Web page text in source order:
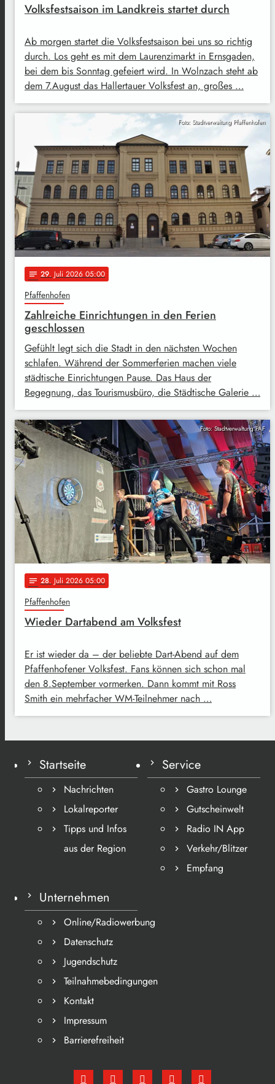
Volksfestsaison im Landkreis startet durch
Ab morgen startet die Volksfestsaison bei uns so richtig
durch. Los geht es mit dem Laurenzimarkt in Ernsgaden,
bei dem bis Sonntag gefeiert wird. In Wolnzach steht ab
dem 7.August das Hallertauer Volksfest an, großes …
Foto: Stadtverwaltung Pfaffenhofen
notes 29. Juli 2026 05:00
Pfaffenhofen
Zahlreiche Einrichtungen in den Ferien
geschlossen
Gefühlt legt sich die Stadt in den nächsten Wochen
schlafen. Während der Sommerferien machen viele
städtische Einrichtungen Pause. Das Haus der
Begegnung, das Tourismusbüro, die Städtische Galerie …
Foto: Stadtverwaltung PAF
notes 28. Juli 2026 05:00
Pfaffenhofen
Wieder Dartabend am Volksfest
Er ist wieder da – der beliebte Dart-Abend auf dem
Pfaffenhofener Volksfest. Fans können sich schon mal
den 8.September vormerken. Dann kommt mit Ross
Smith ein mehrfacher WM-Teilnehmer nach …
Startseite
Nachrichten
Lokalreporter
Tipps und Infos
aus der Region
Service
Gastro Lounge
Gutscheinwelt
Radio IN App
Verkehr/Blitzer
Empfang
Unternehmen
Online/Radiowerbung
Datenschutz
Jugendschutz
Teilnahmebedingungen
Kontakt
Impressum
Barrierefreiheit